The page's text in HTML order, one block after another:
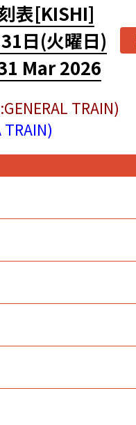
表[KISHI]
日(火曜日)
Mar 2026
TRAIN)